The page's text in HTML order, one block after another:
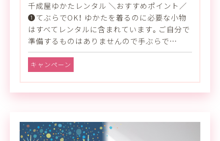
千成屋ゆかたレンタル ＼おすすめポイント／
❶てぶらでOK！ ゆかたを着るのに必要な小物
はすべてレンタルに含まれています。ご自分で
準備するものはありませんので手ぶらで…
キャンペーン